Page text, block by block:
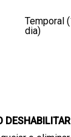
Temporal
dia)